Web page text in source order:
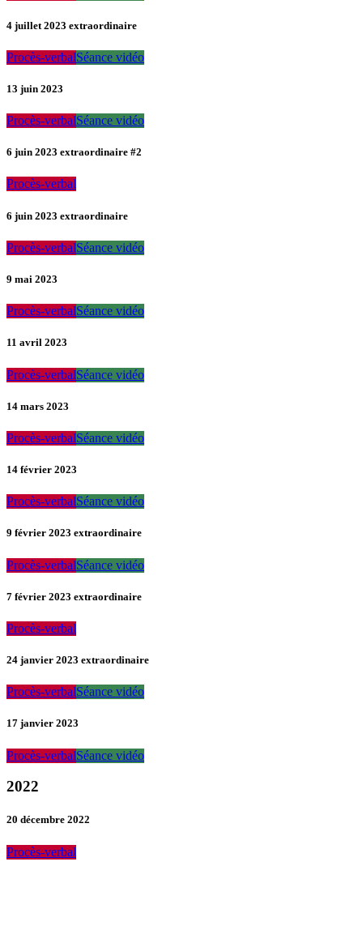
4 juillet 2023 extraordinaire
Procès-verbalSéance vidéo
13 juin 2023
Procès-verbalSéance vidéo
6 juin 2023 extraordinaire #2
Procès-verbal
6 juin 2023 extraordinaire
Procès-verbalSéance vidéo
9 mai 2023
Procès-verbalSéance vidéo
11 avril 2023
Procès-verbalSéance vidéo
14 mars 2023
Procès-verbalSéance vidéo
14 février 2023
Procès-verbalSéance vidéo
9 février 2023 extraordinaire
Procès-verbalSéance vidéo
7 février 2023 extraordinaire
Procès-verbal
24 janvier 2023 extraordinaire
Procès-verbalSéance vidéo
17 janvier 2023
Procès-verbalSéance vidéo
2022
20 décembre 2022
Procès-verbal